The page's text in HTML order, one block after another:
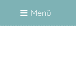
Menü